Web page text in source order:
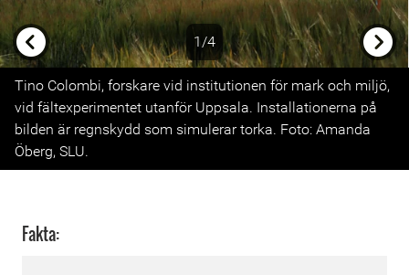
1/4
Previous
Next
Tino Colombi, forskare vid institutionen för mark och miljö,
vid fältexperimentet utanför Uppsala. Installationerna på
bilden är regnskydd som simulerar torka. Foto: Amanda
Öberg, SLU.
Fakta: